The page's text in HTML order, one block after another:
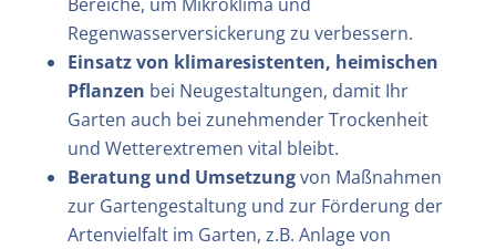
Regenwasserversickerung zu verbessern.
Einsatz von klimaresistenten, heimischen
Pflanzen bei Neugestaltungen, damit Ihr
Garten auch bei zunehmender Trockenheit
und Wetterextremen vital bleibt.
Beratung und Umsetzungvon Maßnahmen
zur Gartengestaltung und zur Förderung der
Artenvielfalt im Garten, z.B. Anlage von